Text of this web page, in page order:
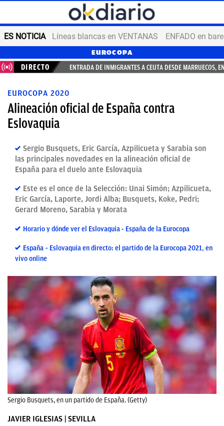
ES NOTICIA Líneas blancas en VENTANAS ENFADO en
EUROCOPA
DIRECTO ENTRADA DE INMIGRANTES A CEUTA DESDE MARRUECOS,
EUROCOPA 2020
Alineación oficial de España contra
Eslovaquia
Sergio Busquets, Eric García, Azpilicueta y Sarabia son
las principales novedades en la alineación oficial de
España para el duelo ante Eslovaquia
Este es el once de la Selección: Unai Simón; Azpilicueta,
Eric García, Laporte, Jordi Alba; Busquets, Koke, Pedri;
Gerard Moreno, Sarabia y Morata
Horario y dónde ver el Eslovaquia - España de la Eurocopa
España – Eslovaquia en directo: el partido de la Eurocopa 2021, en
vivo online
Sergio Busquets, en un partido de España. (Getty)
JAVIER IGLESIAS | SEVILLA